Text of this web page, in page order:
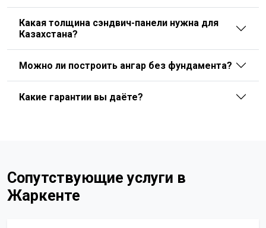
Какая толщина сэндвич-панели нужна для
Казахстана?
Можно ли построить ангар без фундамента?
Какие гарантии вы даёте?
Сопутствующие услуги в
Жаркенте